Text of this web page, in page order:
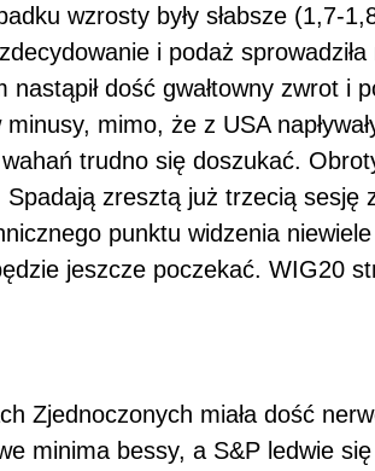
wzrosty były słabsze (1,7-
i podaż
nastąpił dość gwałtowny zwrot i
mimo, że z USA
trudno się doszukać.
Spadają zresztą już trzecią sesję
punktu widzenia niewiele
jeszcze poczekać. WIG20
Zjednoczonych miała dość
minima bessy, a S&P ledwie się